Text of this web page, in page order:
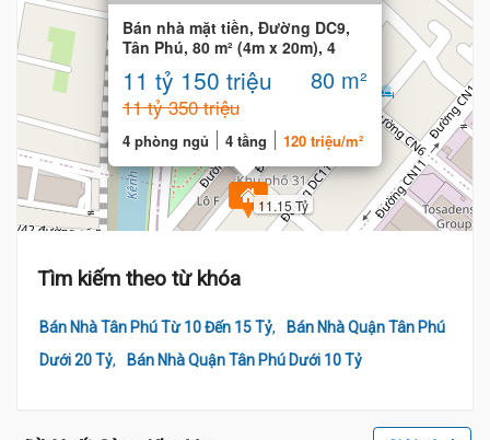
11.15 Tỷ
Bán nhà mặt tiền, Đường DC9,
Tân Phú, 80 m² (4m x 20m), 4
11 tỷ 150 triệu 80 m²
11 tỷ 350 triệu
4 phòng ngủ 4 tầng 120 triệu/m²
Tìm kiếm theo từ khóa
Bán Nhà Tân Phú Từ 10 Đến 15 Tỷ,
Bán Nhà Quận Tân Phú
Dưới 20 Tỷ, Bán Nhà Quận Tân Phú Dưới 10 Tỷ